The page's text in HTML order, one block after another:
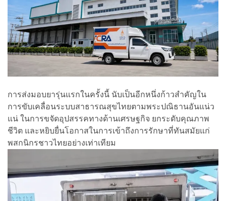
การส่งมอบยารุ่นแรกในครั้งนี้ นับเป็นอีกหนึ่งก้าวสำคัญใน
การขับเคลื่อนระบบสาธารณสุขไทยตามพระปณิธานอันแน่ว
แน่ ในการขจัดอุปสรรคทางด้านเศรษฐกิจ ยกระดับคุณภาพ
ชีวิต และหยิบยื่นโอกาสในการเข้าถึงการรักษาที่ทันสมัยแก่
พสกนิกรชาวไทยอย่างเท่าเทียม